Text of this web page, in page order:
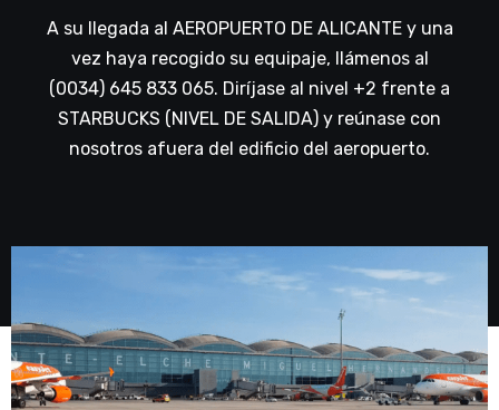
A su llegada al AEROPUERTO DE ALICANTE y una
vez haya recogido su equipaje, llámenos al
(0034) 645 833 065. Diríjase al nivel +2 frente a
STARBUCKS (NIVEL DE SALIDA) y reúnase con
nosotros afuera del edificio del aeropuerto.